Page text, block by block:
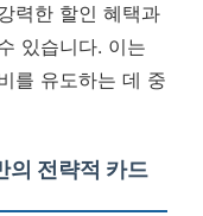
력한 할인 혜택과
있습니다. 이는
를 유도하는 데 중
의 전략적 카드